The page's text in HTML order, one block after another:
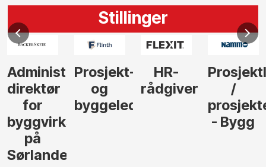
Stillinger
Administrerende
direktør
for
byggvirksomhet
på
Sørlandet
Prosjekt-
og
byggeleder
HR-
rådgiver
/
- Bygg